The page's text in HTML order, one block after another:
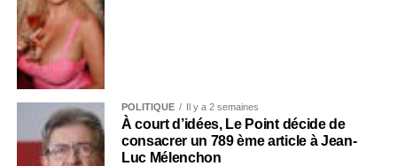
POLITIQUE Il y a 2 semaines
À court d’idées, Le Point décide de
consacrer un 789 ème article à Jean-
Luc Mélenchon